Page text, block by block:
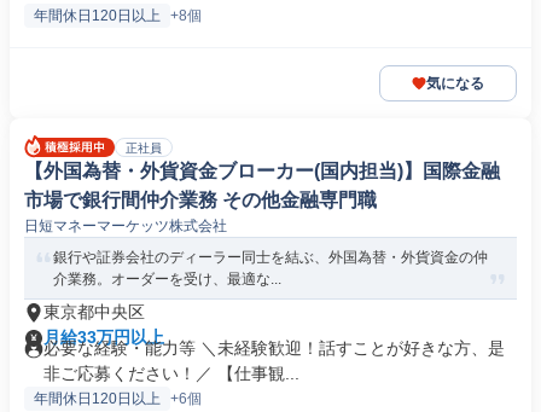
年間休日120日以上 +8個
気になる
正社員
【外国為替・外貨資金ブローカー(国内担当)】国際金融
市場で銀行間仲介業務 その他金融専門職
日短マネーマーケッツ株式会社
銀行や証券会社のディーラー同士を結ぶ、外国為替・外貨資金の仲
介業務。オーダーを受け、最適な...
東京都中央区
月給33万円以上
必要な経験・能力等 ＼未経験歓迎！話すことが好きな方、是
非ご応募ください！／ 【仕事観...
年間休日120日以上 +6個